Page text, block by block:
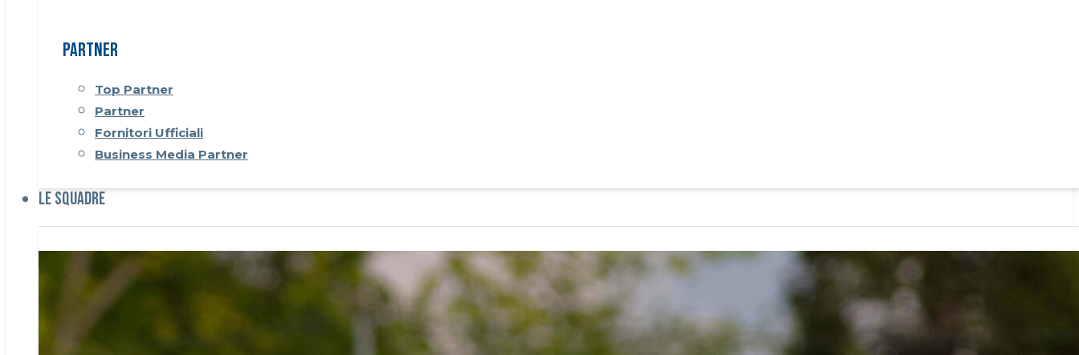
Partner
Top Partner
Partner
Fornitori Ufficiali
Business Media Partner
Le Squadre